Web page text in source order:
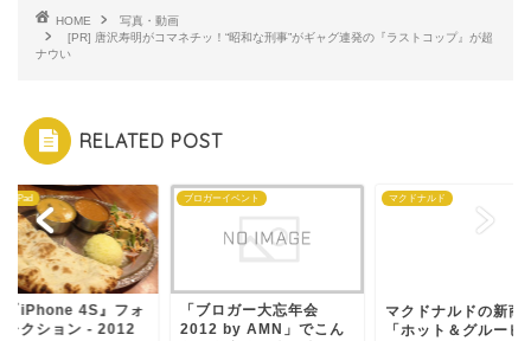
HOME
写真・動画
[PR] 唐沢寿明がコマネチッ！“昭和な刑事”がギャグ連発の『ラストコップ』が超
ナウい
RELATED POST
・iPad
『iPhone 4S』フォ
レクション - 2012
ブロガーイベント
「ブロガー大忘年会
2012 by AMN」でこん
マクドナルド
マクドナルドの新商
「ホット＆グルービ